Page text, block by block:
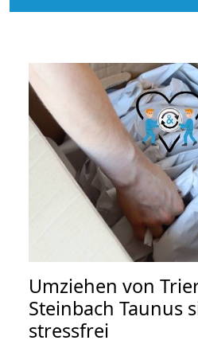
Umziehen von
Steinbach Taunus
stressfrei